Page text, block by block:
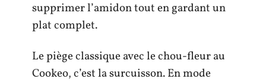
supprimer l’amidon tout en gardant un
plat complet.
Le piège classique avec le chou-fleur au
Cookeo, c’est la surcuisson. En mode